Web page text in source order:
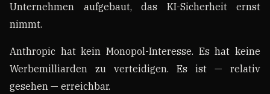
Unternehmen aufgebaut, das KI-Sicherheit ernst
nimmt.
Anthropic hat kein Monopol-Interesse. Es hat keine
Werbemilliarden zu verteidigen. Es ist — relativ
gesehen — erreichbar.